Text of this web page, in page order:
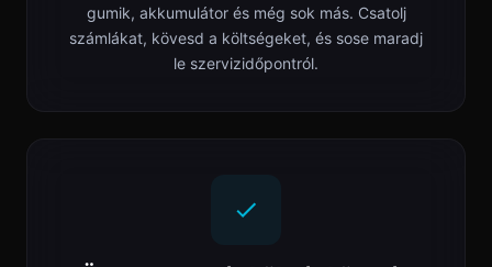
gumik, akkumulátor és még sok más. Csatolj
számlákat, kövesd a költségeket, és sose maradj
le szervizidőpontról.